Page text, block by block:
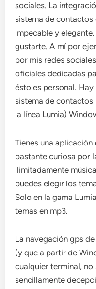
sociales. La
sistema de contactos
impecable y
gustarte. A mí por
por mis redes
oficiales dedicadas
ésto es personal.
sistema de contactos
la línea Lumia)
Tienes una
bastante curiosa por
ilimitadamente
puedes elegir los
Solo en la gama
temas en mp3.
La navegación gps
(y que a partir de
cualquier terminal,
sencillamente